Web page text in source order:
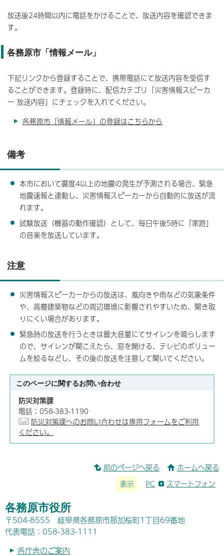
放送後24時間以内に電話をかけることで、放送内容を確認できま
す。
各務原市「情報メール」
下記リンクから登録することで、携帯電話にて放送内容を受信す
ることができます。登録時に、配信カテゴリ「災害情報スピーカ
ー 放送内容」にチェックを入れてください。
各務原市「情報メール」の登録はこちらから
備考
本市において震度4以上の地震の発生が予測される場合、緊急
地震速報と連動し、災害情報スピーカーから自動的に放送が流
れます。
試験放送（機器の動作確認）として、毎日午後5時に「家路」
の音楽を放送しています。
注意
災害情報スピーカーからの放送は、風向きや雨などの気象条件
や、高層建築物などの周辺環境に影響されやすいため、聞き取
りにくい場合があります。
緊急時の放送を行うときは最大音量にてサイレンを鳴らします
ので、サイレンが聞こえたら、窓を開ける、テレビのボリュー
ムを絞るなどし、その後の放送を注意して聞いてください。
このページに関するお問い合わせ
防災対策課
電話：058-383-1190
防災対策課へのお問い合わせは専用フォームをご利用
ください。
前のページへ戻る ホームへ戻る
表示 PC スマートフォン
各務原市役所
〒504-8555 岐阜県各務原市那加桜町1丁目69番地
代表電話：058-383-1111
各庁舎のご案内